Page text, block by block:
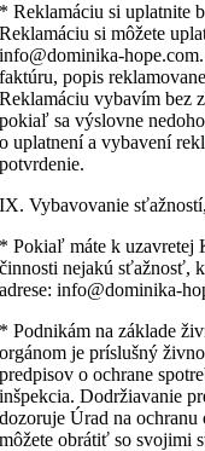
* Reklamáciu si uplatnite
Reklamáciu si môžete
info@dominika-
faktúru, popis
Reklamáciu vybavím bez
pokiaľ sa výslovne
o uplatnení a vybavení
potvrdenie.
IX. Vybavovanie
* Pokiaľ máte k uzavretej
činnosti nejakú sťažnosť,
adrese: info@dominika-
* Podnikám na základe
orgánom je príslušný
predpisov o ochrane
inšpekcia. Dodržiavanie
dozoruje Úrad na ochranu
môžete obrátiť so svojimi